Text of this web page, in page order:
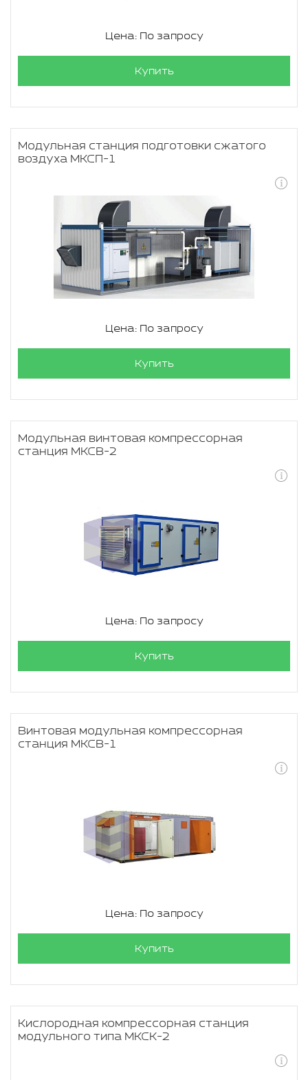
Цена: По запросу
Купить
Модульная станция подготовки сжатого
воздуха МКСП-1
Цена: По запросу
Купить
Модульная винтовая компрессорная
станция МКСВ-2
Цена: По запросу
Купить
Винтовая модульная компрессорная
станция МКСВ-1
Цена: По запросу
Купить
Кислородная компрессорная станция
модульного типа МКСК-2